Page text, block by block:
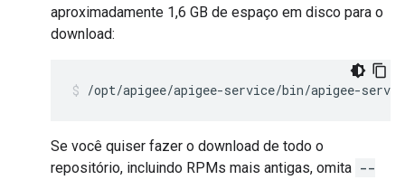
aproximadamente 1,6 GB de espaço em disco para o
download:
/opt/apigee/apigee-service/bin/apigee-
Se você quiser fazer o download de todo o
repositório, incluindo RPMs mais antigas, omita --